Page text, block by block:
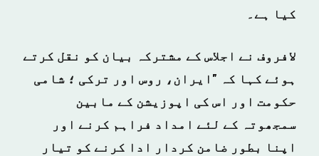
کیا ہے۔
لافروف نے اجلاس کے مشترکہ بیان کو نقل کرتے
ہوئے کہا کہ "ایران، روس اور ترکی ؛ شامی
حکومت اور اس کی اپوزیشن کے مابین
سمجھوتہ کے لئے امداد فراہم کرنے اور
اپنا بطور ضامن کردار ادا کرنے کو تیار